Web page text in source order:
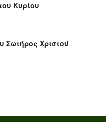
Κυρίου
Σωτήρος Χριστού